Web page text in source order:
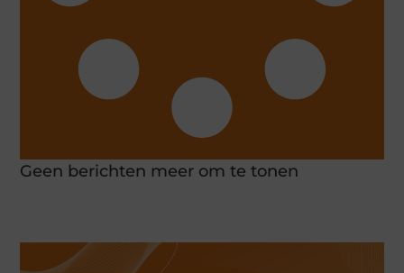
Geen berichten meer om te tonen